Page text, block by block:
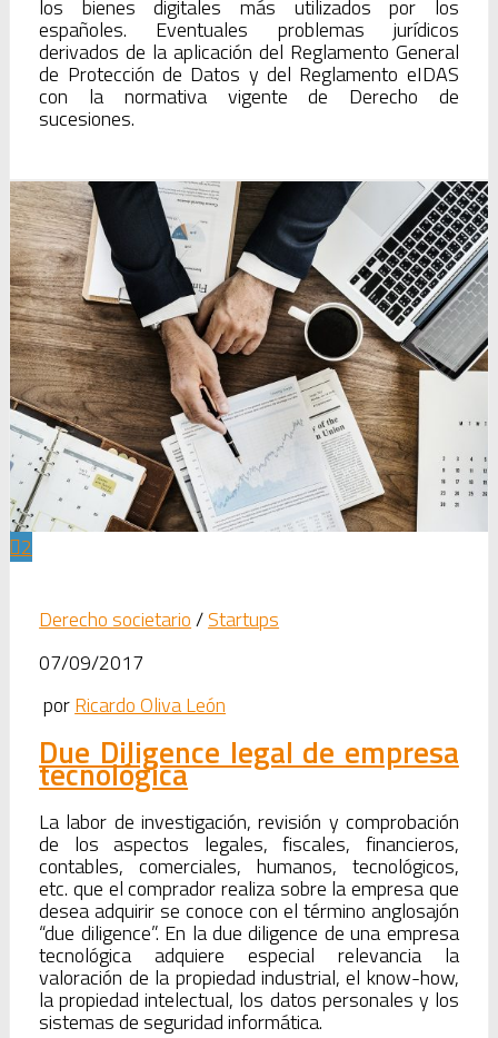
los bienes digitales más utilizados por los
españoles. Eventuales problemas jurídicos
derivados de la aplicación del Reglamento General
de Protección de Datos y del Reglamento eIDAS
con la normativa vigente de Derecho de
sucesiones.
2
Derecho societario/Startups
07/09/2017
porRicardo Oliva León
Due Diligence legal de empresa
tecnológica
La labor de investigación, revisión y comprobación
de los aspectos legales, fiscales, financieros,
contables, comerciales, humanos, tecnológicos,
etc. que el comprador realiza sobre la empresa que
desea adquirir se conoce con el término anglosajón
“due diligence”. En la due diligence de una empresa
tecnológica adquiere especial relevancia la
valoración de la propiedad industrial, el know-how,
la propiedad intelectual, los datos personales y los
sistemas de seguridad informática.